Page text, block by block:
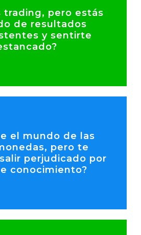
trading, pero estás
de resultados
y sentirte
operaciones
en decisiones
el mundo de las
pero te
perjudicado por
conocimiento?
clara y gestionada
al riesgo, no con
a ciegas.